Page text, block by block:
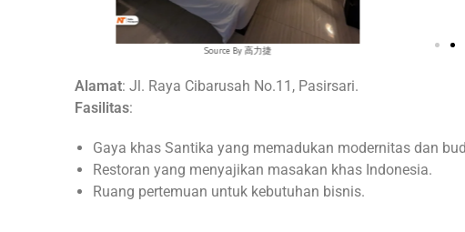
Source By 高力捷
Alamat: Jl. Raya Cibarusah No.11, Pasirsari.
Fasilitas:
Gaya khas Santika yang memadukan modernitas dan
Restoran yang menyajikan masakan khas Indonesia.
Ruang pertemuan untuk kebutuhan bisnis.